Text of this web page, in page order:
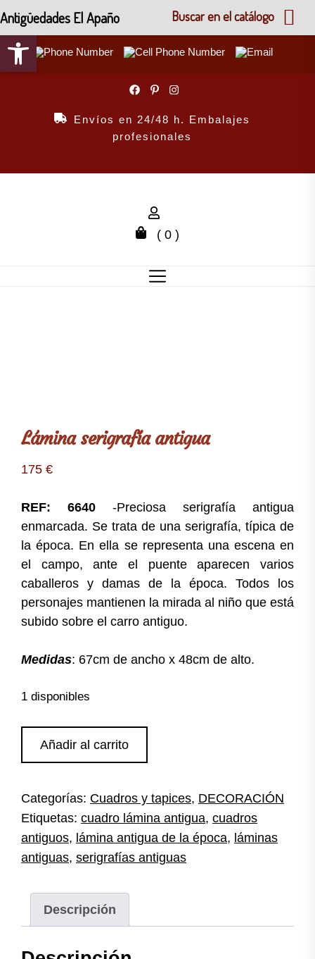
Abrir barra de herramientas
Envíos en 24/48 h. Embalajes
profesionales
( 0 )
Lámina serigrafía antigua
175 €
REF: 6640 -Preciosa serigrafía antigua
enmarcada. Se trata de una serigrafía, típica de
la época. En ella se representa una escena en
el campo, ante el puente aparecen varios
caballeros y damas de la época. Todos los
personajes mantienen la mirada al niño que está
subido sobre el carro antiguo.
Medidas: 67cm de ancho x 48cm de alto.
1 disponibles
serigrafía
Añadir al carrito
Categorías: Cuadros y tapices, DECORACIÓN
Etiquetas: cuadro lámina antigua, cuadros
antiguos, lámina antigua de la época, láminas
antiguas, serigrafías antiguas
Descripción
Antigüedades El Apaño Buscar en el catálogo